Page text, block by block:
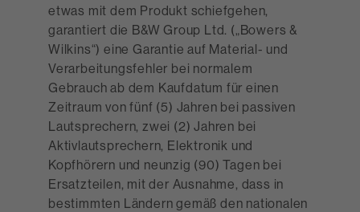
etwas mit dem Produkt schiefgehen,
garantiert die B&W Group Ltd. („Bowers &
Wilkins“) eine Garantie auf Material- und
Verarbeitungsfehler bei normalem
Gebrauch ab dem Kaufdatum für einen
Zeitraum von fünf (5) Jahren bei passiven
Lautsprechern, zwei (2) Jahren bei
Aktivlautsprechern, Elektronik und
Kopfhörern und neunzig (90) Tagen bei
Ersatzteilen, mit der Ausnahme, dass in
bestimmten Ländern gemäß den nationalen